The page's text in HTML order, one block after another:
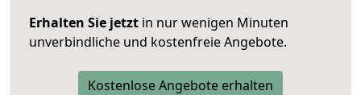
Erhalten Sie jetzt in nur wenigen Minuten
unverbindliche und kostenfreie Angebote.
Kostenlose Angebote erhalten